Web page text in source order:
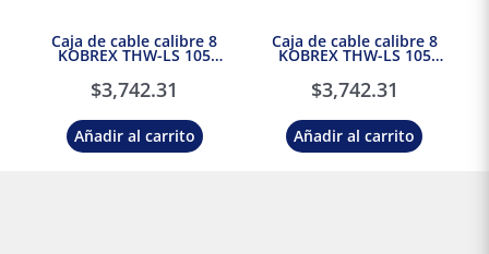
Caja de cable calibre 8
KOBREX THW-LS 105
$3,742.31
Añadir al carrito
Caja de cable calibre 8
KOBREX THW-LS 105
$3,742.31
Añadir al carrito